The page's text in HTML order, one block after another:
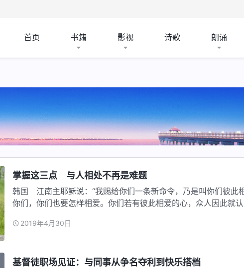
首页 书籍 影视 诗歌 朗诵
掌握这三点 与人相处不再是难题
韩国 江南主耶稣说：“我赐给你们一条新命令，乃是叫你们彼此
你们，你们也要怎样相爱。你们若有彼此相爱的心，众人因此就
2019年4月30日
基督徒职场见证：与同事从争名夺利到快乐搭档